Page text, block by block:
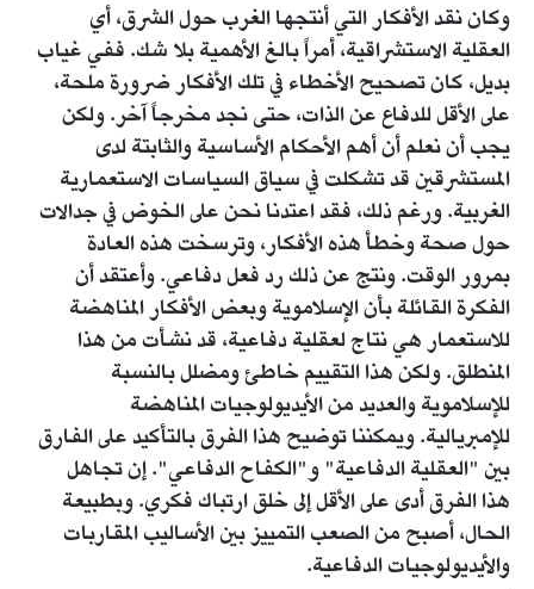
وكان نقد الأفكار التي أنتجها الغرب حول الشرق، أي
العقلية الاستشراقية، أمراً بالغ الأهمية بلا شك. ففي غياب
بديل، كان تصحيح الأخطاء في تلك الأفكار ضرورة ملحة،
على الأقل للدفاع عن الذات، حتى نجد مخرجاً آخر. ولكن
يجب أن نعلم أن أهم الأحكام الأساسية والثابتة لدى
المستشرقين قد تشكلت في سياق السياسات الاستعمارية
الغربية. ورغم ذلك، فقد اعتدنا نحن على الخوض في جدالات
حول صحة وخطأ هذه الأفكار، وترسخت هذه العادة
بمرور الوقت. ونتج عن ذلك رد فعل دفاعي. وأعتقد أن
الفكرة القائلة بأن الإسلاموية وبعض الأفكار المناهضة
للاستعمار هي نتاج لعقلية دفاعية، قد نشأت من هذا
المنطلق. ولكن هذا التقييم خاطئ ومضلل بالنسبة
للإسلاموية والعديد من الأيديولوجيات المناهضة
للإمبريالية. ويمكننا توضيح هذا الفرق بالتأكيد على الفارق
بين "العقلية الدفاعية" و"الكفاح الدفاعي". إن تجاهل
هذا الفرق أدى على الأقل إلى خلق ارتباك فكري. وبطبيعة
الحال، أصبح من الصعب التمييز بين الأساليب المقاربات
والأيديولوجيات الدفاعية.